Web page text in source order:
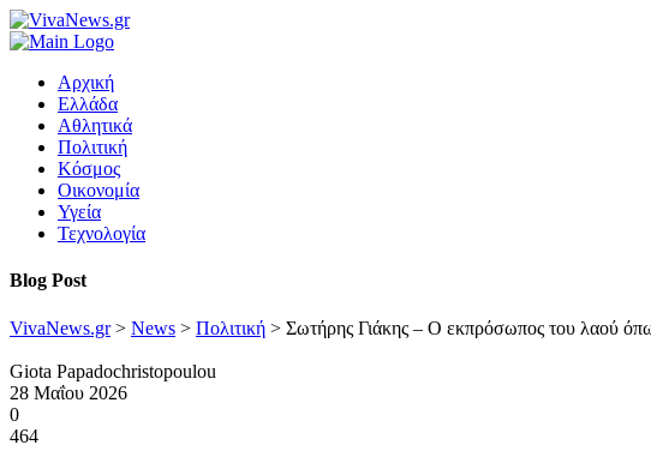
Αρχική
Ελλάδα
Αθλητικά
Πολιτική
Κόσμος
Οικονομία
Υγεία
Τεχνολογία
Blog Post
VivaNews.gr> News > Πολιτική > Σωτήρης Γιάκης – Ο εκπρόσωπος του λαού
Giota Papadochristopoulou
28 Μαΐου 2026
0
464